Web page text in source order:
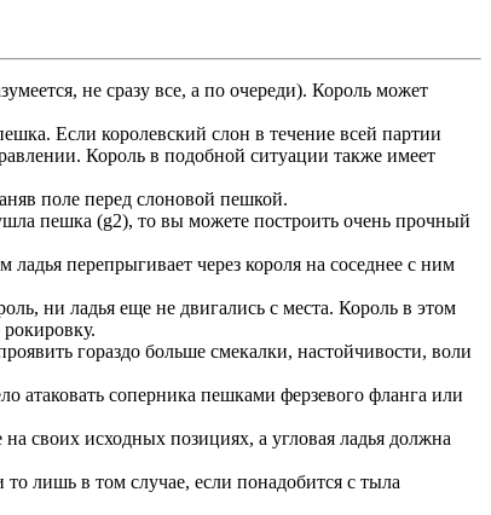
не сразу все, а по очереди). Король может
Если королевский слон в течение всей партии
Король в подобной ситуации также имеет
поле перед слоновой пешкой.
пешка (g2), то вы можете построить очень прочный
перепрыгивает через короля на соседнее с ним
ни ладья еще не двигались с места. Король в этом
гораздо больше смекалки, настойчивости, воли
атаковать соперника пешками ферзевого фланга или
своих исходных позициях, а угловая ладья должна
лишь в том случае, если понадобится с тыла